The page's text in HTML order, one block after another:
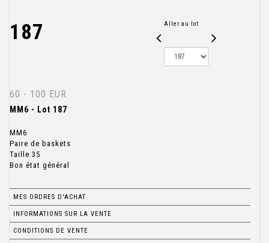
187 Aller au lot
60 - 100 EUR
MM6 - Lot 187
MM6
Paire de baskets
Taille 35
Bon état général
MES ORDRES D'ACHAT
INFORMATIONS SUR LA VENTE
CONDITIONS DE VENTE